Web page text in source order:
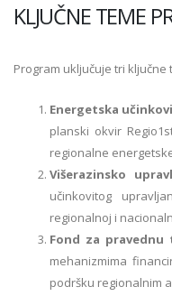
KLJUČNE TEME
Program uključuje tri ključne
Energetska
planski okvir
regionalne
Višerazinsko
učinkovitog
regionalnoj i
Fond za pravednu
mehanizmima
podršku regionalnim